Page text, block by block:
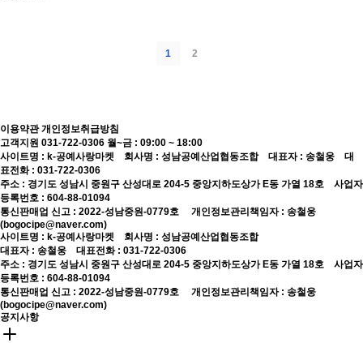
1 2
이용약관 개인정보취급방침
고객지원 031-722-0306 월~금 : 09:00 ~ 18:00
사이트명 : k-공예사랑마켓 회사명 : 성남공예산업협동조합 대표자 : 송철웅 대
표전화 : 031-722-0306
주소 : 경기도 성남시 중원구 산성대로 204-5 중앙지하도상가 E동 가열 18호 사업자
등록번호 : 604-88-01094
통신판매업 신고 : 2022-성남중원-0779호 개인정보관리책임자 : 송철웅
(bogocipe@naver.com)
사이트명 : k-공예사랑마켓 회사명 : 성남공예산업협동조합
대표자 : 송철웅 대표전화 : 031-722-0306
주소 : 경기도 성남시 중원구 산성대로 204-5 중앙지하도상가 E동 가열 18호 사업자
등록번호 : 604-88-01094
통신판매업 신고 : 2022-성남중원-0779호 개인정보관리책임자 : 송철웅
(bogocipe@naver.com)
공지사항